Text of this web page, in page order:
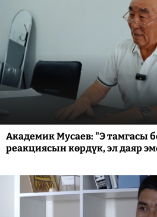
Академик Мусаев: "Э тамгасы
реакциясын көрдүк, эл даяр